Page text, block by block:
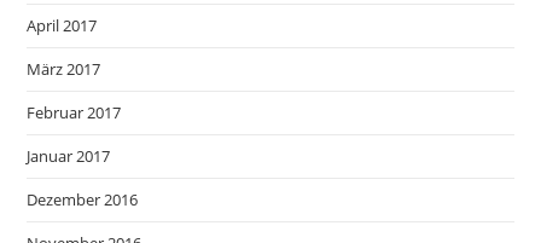
April 2017
März 2017
Februar 2017
Januar 2017
Dezember 2016